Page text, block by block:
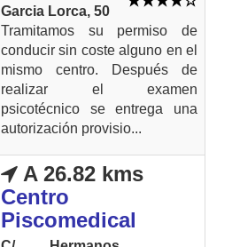
Garcia Lorca, 50
Tramitamos su permiso de
conducir sin coste alguno en el
mismo centro. Después de
realizar el examen
psicotécnico se entrega una
autorización provisio...
A 26.82 kms
Centro
Piscomedical